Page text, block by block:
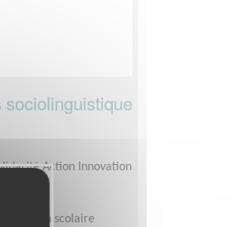
Action Innovation
la saison scolaire